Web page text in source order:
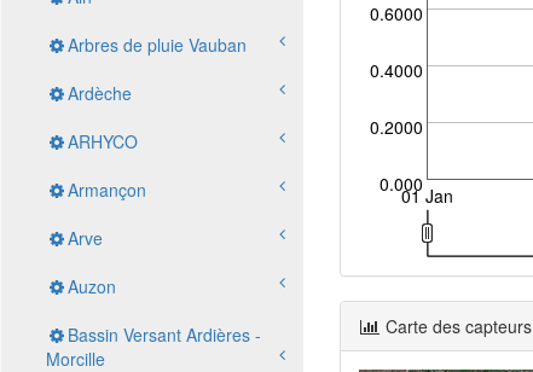
Arbres de pluie Vauban
Ardèche
ARHYCO
Armançon
Arve
Auzon
Bassin Versant Ardières -
Morcille
0.000
0.2000
0.4000
0.6000
01 Jan
Carte des capteurs